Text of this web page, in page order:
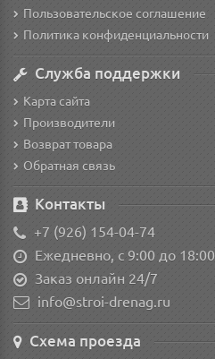
Пользовательское соглашение
Политика конфиденциальности
Служба поддержки
Карта сайта
Производители
Возврат товара
Обратная связь
Контакты
+7 (926) 154-04-74
Ежедневно, с 9:00 до 18:00
Заказ онлайн 24/7
info@stroi-drenag.ru
Схема проезда